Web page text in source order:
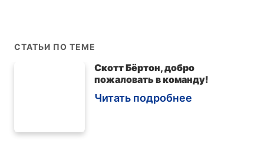
СТАТЬИ ПО ТЕМЕ
Скотт Бёртон, добро
пожаловать в команду!
Читать подробнее